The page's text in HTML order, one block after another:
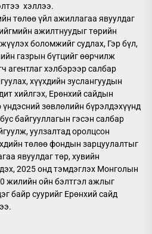
хэллээ.
төлөө үйл ажиллагаа явуулдаг
ажилтнуудыг төрийн
боломжийг судлах, Гэр бүл,
газрын бүтцийг өөрчилж
агентлаг хэлбэрээр салбар
хүүхдийн зуслангуудын
хийлгэх, Ерөнхий сайдын
үндэсний зөвлөлийн бүрэлдэхүүнд
байгууллагын гэсэн салбар
уулзалтад оролцсон
төлөө фондын зарцуулалтыг
явуулдаг төр, хувийн
2025 онд тэмдэглэх Монголын
жилийн ойн бэлтгэл ажлыг
байр суурийг Ерөнхий сайд